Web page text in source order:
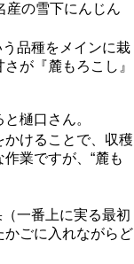
産の雪下にんじん
品種をメインに栽
が『麓もろこし』
樋口さん。
けることで、収穫
業ですが、“麓も
一番上に実る最初
かごに入れながらど